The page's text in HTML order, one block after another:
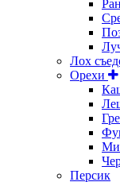
Лох
Орехи
Персик